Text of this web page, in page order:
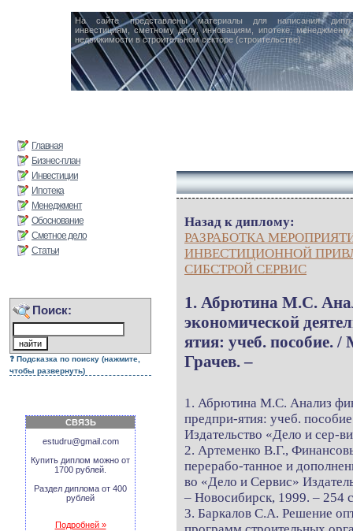
На сайте представлены материалы для написания
инвестициям, сметному делу, инновациям, ипотеке,
недвижимости в строительном секторе (строительстве).
Главная
Бизнес-план
Инвестиции
Ипотека
Менеджмент
Обоснование
Сметное дело
Статьи
Поиск:
Подсказка по поиску (нажмите,
чтобы развернуть)
СВЯЗЬ
estudru@gmail.com
Купить диплом можно от
1700 рублей.
Раздел диплома от 400
рублей
Подробней »
Назад к диплому:
РАЗРАБОТКА
ИНВЕСТИЦИОННОЙ
СИБСТРОЙ СЕРВИС
1. Абрютина М.С.
экономической
ятия: учеб. пособие.
Грачев. –
1. Абрютина М.С. Анализ
предпри-ятия: учеб.
Издательство «Дело и сер-
2. Артеменко В.Г.,
перерабо-танное и
во «Дело и Сервис»
– Новосибирск, 1999. – 254
3. Баркалов С.А. Решение